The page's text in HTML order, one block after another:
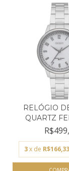
RELÓGIO
QUARTZ
3 x de R$166,33